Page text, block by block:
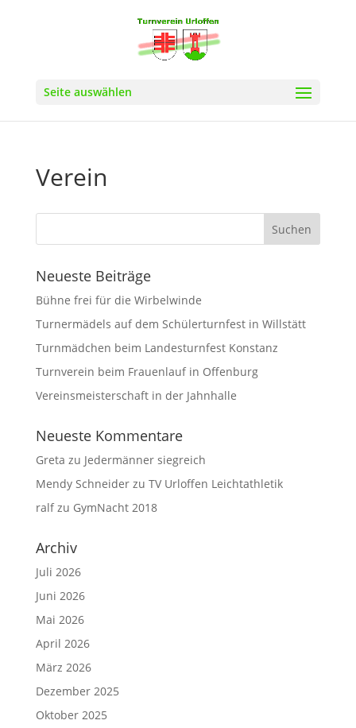
Seite auswählen
Verein
Neueste Beiträge
Bühne frei für die Wirbelwinde
Turnermädels auf dem Schülerturnfest in Willstätt
Turnmädchen beim Landesturnfest Konstanz
Turnverein beim Frauenlauf in Offenburg
Vereinsmeisterschaft in der Jahnhalle
Neueste Kommentare
Greta zu Jedermänner siegreich
Mendy Schneiderzu TV Urloffen Leichtathletik
ralfzu GymNacht 2018
Archiv
Juli 2026
Juni 2026
Mai 2026
April 2026
März 2026
Dezember 2025
Oktober 2025